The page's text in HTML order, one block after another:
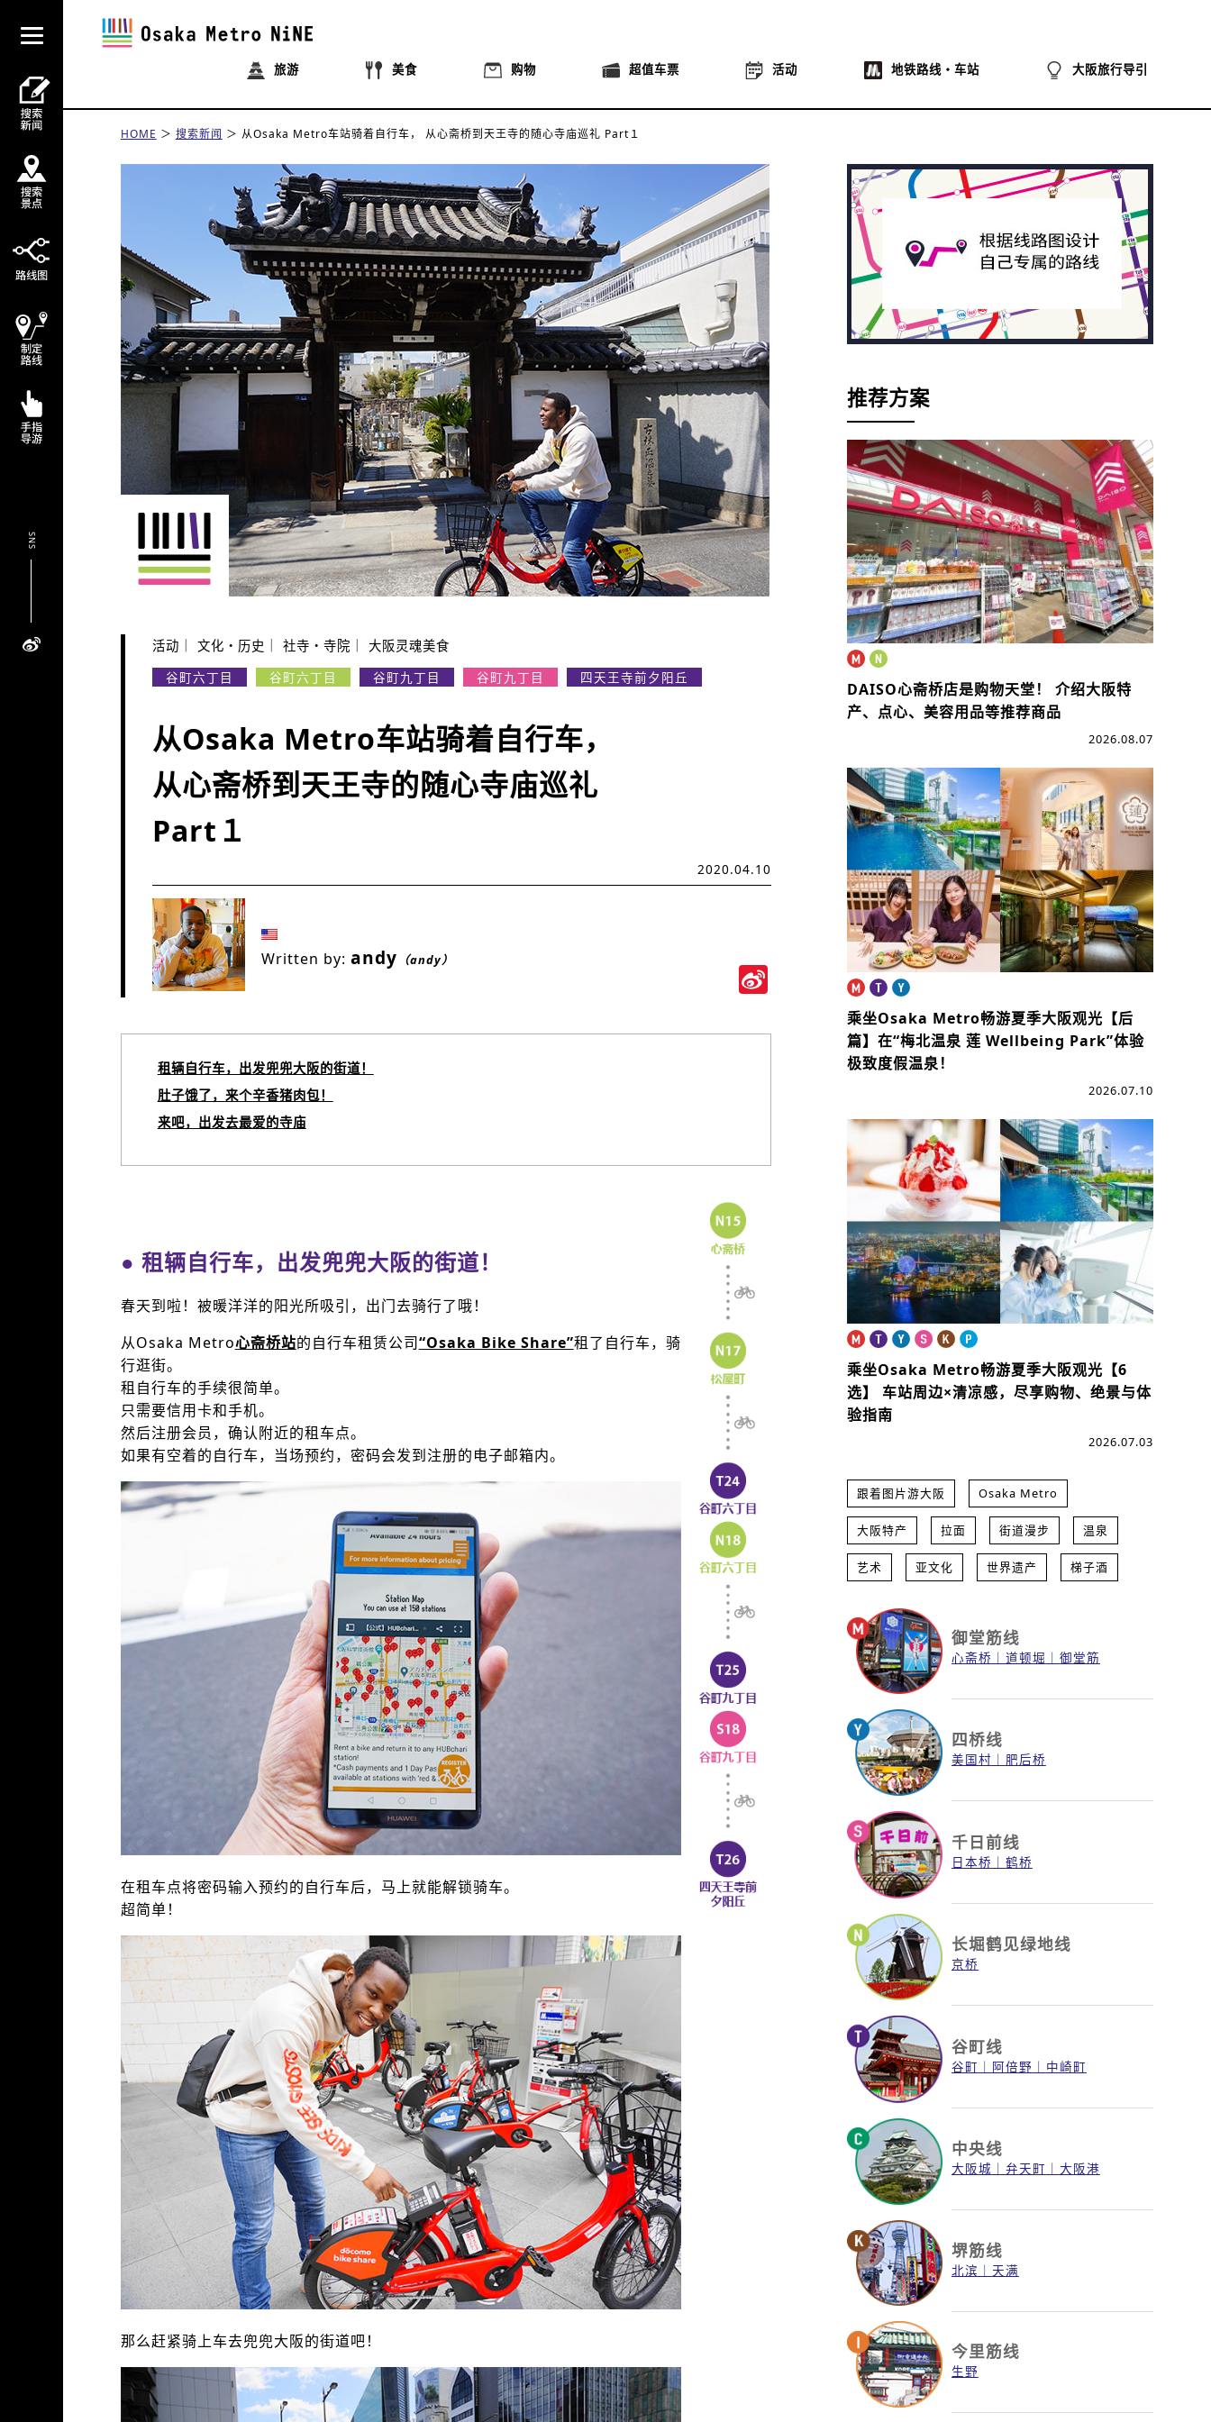
旅游 美食 购物 超值车票 活动 地铁路线・车站 大阪旅行导引
SNS
HOME 搜索新闻 从Osaka Metro车站骑着自行车， 从心斋桥到天王寺的随心寺庙巡礼 Part１
活动 文化・历史 社寺・寺院
大阪灵魂美食
谷町六丁目
谷町六丁目 谷町九丁目 谷町九丁目 四天王寺前夕阳丘
从Osaka Metro车站骑着自行车，
从心斋桥到天王寺的随心寺庙巡礼
Part１
2020.04.10
Written by:andy （andy）
Weibo
租辆自行车，出发兜兜大阪的街道！
肚子饿了，来个辛香猪肉包！
来吧，出发去最爱的寺庙
● 租辆自行车，出发兜兜大阪的街道！
春天到啦！被暖洋洋的阳光所吸引，出门去骑行了哦！
从Osaka Metro心斋桥站的自行车租赁公司“Osaka Bike Share”租了自行车，骑
行逛街。
租自行车的手续很简单。
只需要信用卡和手机。
然后注册会员，确认附近的租车点。
如果有空着的自行车，当场预约，密码会发到注册的电子邮箱内。
在租车点将密码输入预约的自行车后，马上就能解锁骑车。
超简单！
那么赶紧骑上车去兜兜大阪的街道吧！
推荐方案
DAISO心斋桥店是购物天堂！介绍大阪特
产、点心、美容用品等推荐商品
2026.08.07
乘坐Osaka Metro畅游夏季大阪观光【后
篇】在“梅北温泉 莲 Wellbeing Park”体验
极致度假温泉！
2026.07.10
乘坐Osaka Metro畅游夏季大阪观光【6
选】
车站周边×清凉感，尽享购物、绝景与体
验指南
2026.07.03
跟着图片游大阪 Osaka Metro
大阪特产 拉面 街道漫步 温泉
艺术 亚文化 世界遗产 梯子酒
御堂筋线
心斋桥 道顿堀 御堂筋
四桥线
美国村 肥后桥
千日前线
日本桥 鹤桥
长堀鹤见绿地线
京桥
谷町线
谷町 阿倍野 中崎町
中央线
大阪城 弁天町 大阪港
堺筋线
北滨 天满
今里筋线
生野